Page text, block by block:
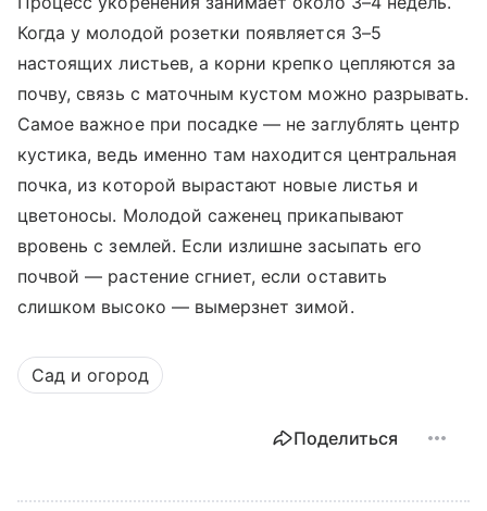
Когда у молодой розетки появляется 3–5
настоящих листьев, а корни крепко цепляются за
почву, связь с маточным кустом можно разрывать.
Самое важное при посадке — не заглублять центр
кустика, ведь именно там находится центральная
почка, из которой вырастают новые листья и
цветоносы. Молодой саженец прикапывают
вровень с землей. Если излишне засыпать его
почвой — растение сгниет, если оставить
слишком высоко — вымерзнет зимой.
Сад и огород
Поделиться